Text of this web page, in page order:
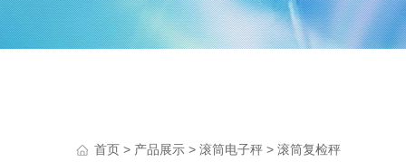
首页 > 产品展示 > 滚筒电子秤 > 滚筒复检秤